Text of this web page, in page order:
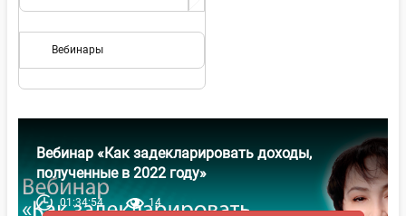
Вебинары
Вебинар «Как задекларировать доходы,
полученные в 2022 году»
01:34:54 14